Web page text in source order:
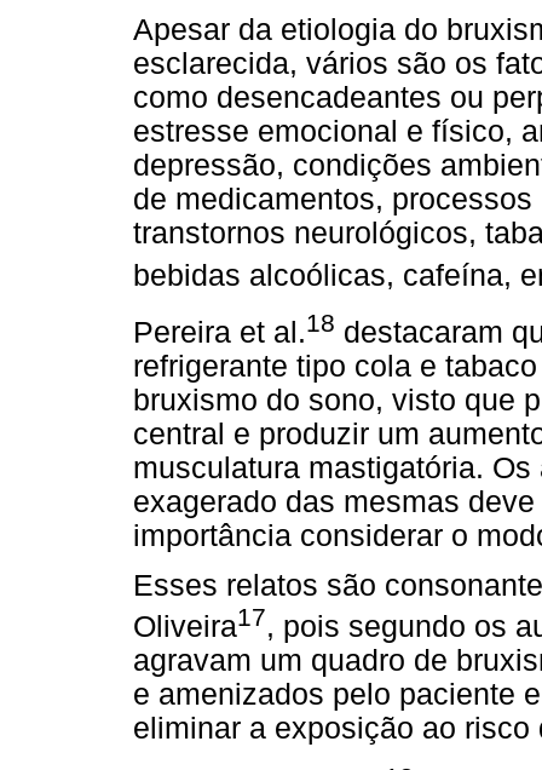
Apesar da etiologia do
esclarecida, vários são os
como desencadeantes ou
estresse emocional e físico,
depressão, condições
de medicamentos,
transtornos neurológicos,
bebidas alcoólicas, cafeína,
Pereira et al.18 destacaram
refrigerante tipo cola e
bruxismo do sono, visto que
central e produzir um
musculatura mastigatória.
exagerado das mesmas
importância considerar o
Esses relatos são
Oliveira17, pois segundo os
agravam um quadro de
e amenizados pelo paciente
eliminar a exposição ao